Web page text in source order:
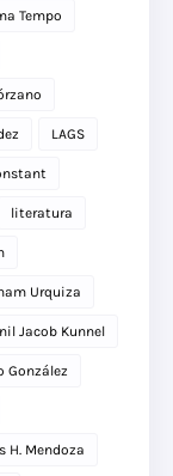
Tempo
LAGS
literatura
Urquiza
Jacob Kunnel
González
H. Mendoza